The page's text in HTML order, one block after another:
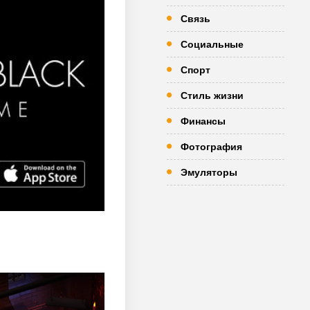
Связь
Социальные
Спорт
Стиль жизни
Финансы
Фотография
Эмуляторы